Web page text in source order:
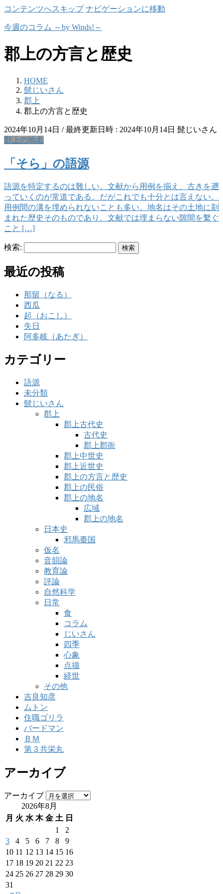
コンテンツへスキップ ナビゲーションに移動
今週のコラム ～by Winds!～
郡上の方言と歴史
HOME
髭じいさん
郡上
郡上の方言と歴史
2024年10月14日 / 最終更新日時 : 2024年10月14日 髭じいさん
郡上の地名
「そら」の語源
語源を特定するのは難しい。文献から用例を揃え、古きを遡
っていくのが常道である。だがこれでも十分とは言えない。
用例間の溝を埋められないことも多い。地名はその土地に刻
まれた歴史そのものであり、文献では埋まらない隙間を繫ぐ
こと […]
検索:
最近の投稿
那留（なる）
西瓜
起（おこし）
失日
阿多岐（あたぎ）
カテゴリー
語源
未分類
髭じいさん
郡上
郡上古代史
古代史
郡上郡衙
郡上中世史
郡上近世史
郡上の方言と歴史
郡上の民俗
郡上の地名
広域
郡上の地名
日本史
邪馬臺国
仮名
音韻論
教育論
評論
自然科学
日常
食
コラム
じいさん
四季
心象
点描
経世
その他
吉良知彦
ムトン
住職ゴリラ
バードマン
ＢＭ
第３共栄丸
アーカイブ
アーカイブ
2026年8月
月 火 水 木 金 土 日
1
2
3
4 5 6 7 8
9
10 11 12 13 14 15 16
17 18 19 20 21 22 23
24 25 26 27 28 29 30
31